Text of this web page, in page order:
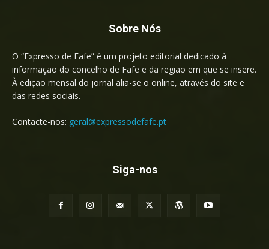
Sobre Nós
O “Expresso de Fafe” é um projeto editorial dedicado à
informação do concelho de Fafe e da região em que se insere.
À edição mensal do jornal alia-se o online, através do site e
das redes sociais.
Contacte-nos: geral@expressodefafe.pt
Siga-nos